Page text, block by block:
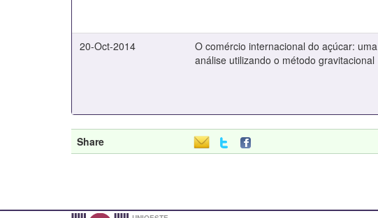
20-Oct-2014
O comércio internacional do açúcar: uma
análise utilizando o método gravitacional
Share